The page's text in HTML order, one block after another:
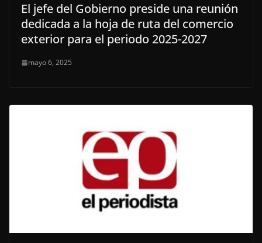
El jefe del Gobierno preside una reunión
dedicada a la hoja de ruta del comercio
exterior para el periodo 2025-2027
mayo 6, 2025